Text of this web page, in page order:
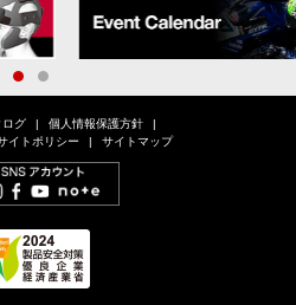
1
ログ
個人情報保護方針
イトポリシー サイトマップ